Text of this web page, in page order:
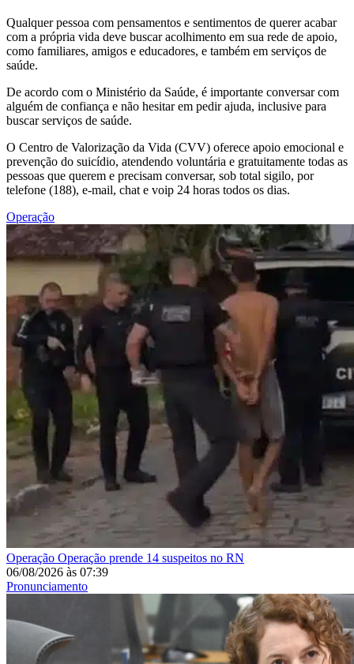
Qualquer pessoa com pensamentos e sentimentos de querer acabar
com a própria vida deve buscar acolhimento em sua rede de apoio,
como familiares, amigos e educadores, e também em serviços de
saúde.
De acordo com o Ministério da Saúde, é importante conversar com
alguém de confiança e não hesitar em pedir ajuda, inclusive para
buscar serviços de saúde.
O Centro de Valorização da Vida (CVV) oferece apoio emocional e
prevenção do suicídio, atendendo voluntária e gratuitamente todas as
pessoas que querem e precisam conversar, sob total sigilo, por
telefone (188), e-mail, chat e voip 24 horas todos os dias.
Operação
Operação Operação prende 14 suspeitos no RN
06/08/2026 às 07:39
Pronunciamento